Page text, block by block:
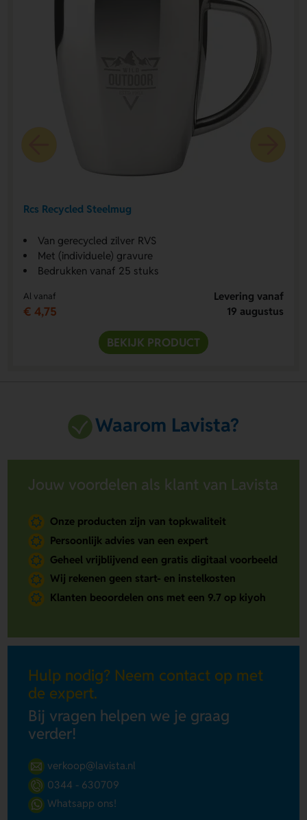
Rcs Recycled Steelmug
Van gerecycled zilver RVS
Met (individuele) gravure
Bedrukken vanaf 25 stuks
Al vanaf
€ 4,75
Levering vanaf
19 augustus
BEKIJK PRODUCT
Waarom Lavista?
Jouw voordelen als klant van Lavista
Onze producten zijn van topkwaliteit
Persoonlijk advies van een expert
Geheel vrijblijvend een gratis digitaal voorbeeld
Wij rekenen geen start- en instelkosten
Klanten beoordelen ons met een 9.7 op kiyoh
Hulp nodig? Neem contact op met
de expert.
Bij vragen helpen we je graag
verder!
verkoop@lavista.nl
0344 - 630709
Whatsapp ons!